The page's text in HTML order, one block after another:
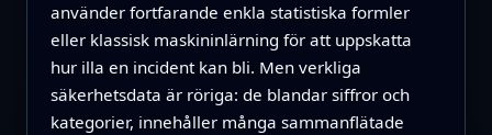
använder fortfarande enkla statistiska formler
eller klassisk maskininlärning för att uppskatta
hur illa en incident kan bli. Men verkliga
säkerhetsdata är röriga: de blandar siffror och
kategorier, innehåller många sammanflätade